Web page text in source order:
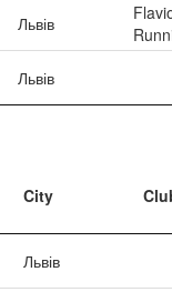
Львів
Львів
City
Львів